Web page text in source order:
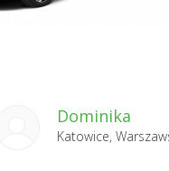
Dominika
Katowice,